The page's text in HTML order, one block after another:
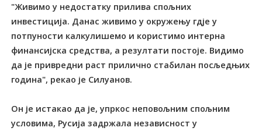
"Живимо у недостатку прилива спољних
инвестиција. Данас живимо у окружењу гдје у
потпуности калкулишемо и користимо интерна
финансијска средства, а резултати постоје. Видимо
да је привредни раст прилично стабилан посљедњих
година", рекао је Силуанов.
Он је истакао да је, упркос неповољним спољним
условима, Русија задржала независност у